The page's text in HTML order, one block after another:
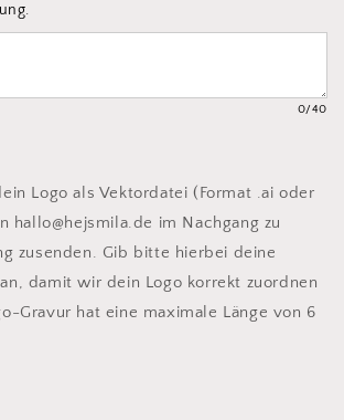
0/40
Logo als Vektordatei (Format .ai oder
hallo@hejsmila.de im Nachgang zu
zusenden. Gib bitte hierbei deine
damit wir dein Logo korrekt zuordnen
Gravur hat eine maximale Länge von 6